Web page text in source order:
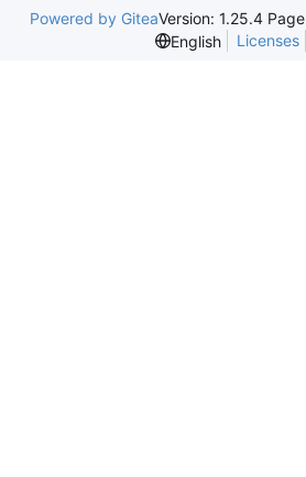
Powered by GiteaVersion: 1.25.4
English
Licenses